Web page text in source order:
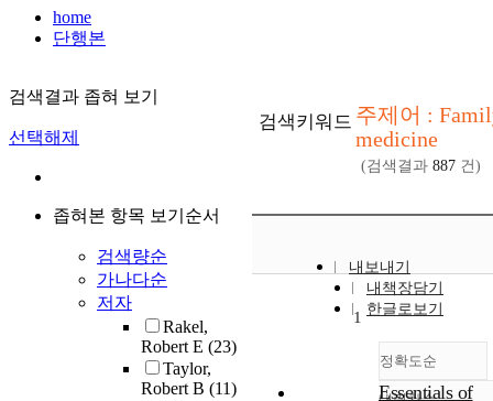
home
단행본
검색결과 좁혀 보기
선택해제
좁혀본 항목 보기순서
검색량순
가나다순
저자
Rakel,
Robert E (23)
Taylor,
Robert B (11)
검색키워드 주제어 :
medicine
(검색결과 887 건)
내보내기
내책장담기
한글로보기
정확도순
1
Essentials of